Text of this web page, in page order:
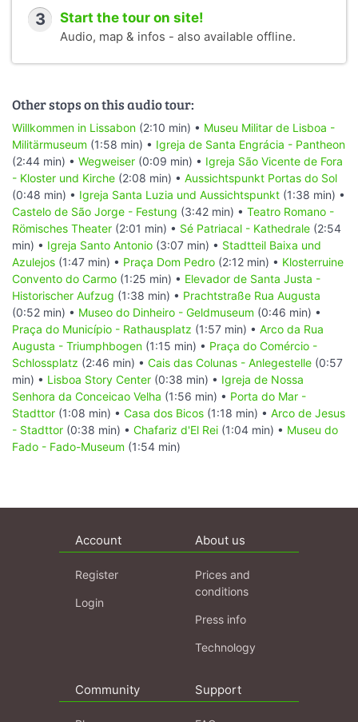
3 Start the tour on site!
Audio, map & infos - also available offline.
Other stops on this audio tour:
Willkommen in Lissabon (2:10 min) • Museu Militar de Lisboa -
Militärmuseum (1:58 min) • Igreja de Santa Engrácia - Pantheon
(2:44 min) • Wegweiser (0:09 min) • Igreja São Vicente de Fora
- Kloster und Kirche (2:08 min) • Aussichtspunkt Portas do Sol
(0:48 min) • Igreja Santa Luzia und Aussichtspunkt (1:38 min) •
Castelo de São Jorge - Festung (3:42 min) • Teatro Romano -
Römisches Theater (2:01 min) • Sé Patriacal - Kathedrale (2:54
min) • Igreja Santo Antonio (3:07 min) • Stadtteil Baixa und
Azulejos (1:47 min) • Praça Dom Pedro (2:12 min) • Klosterruine
Convento do Carmo (1:25 min) • Elevador de Santa Justa -
Historischer Aufzug (1:38 min) • Prachtstraße Rua Augusta
(0:52 min) • Museo do Dinheiro - Geldmuseum (0:46 min) •
Praça do Município - Rathausplatz (1:57 min) • Arco da Rua
Augusta - Triumphbogen (1:15 min) • Praça do Comércio -
Schlossplatz (2:46 min) • Cais das Colunas - Anlegestelle (0:57
min) • Lisboa Story Center (0:38 min) • Igreja de Nossa
Senhora da Conceicao Velha (1:56 min) • Porta do Mar -
Stadttor (1:08 min) • Casa dos Bicos (1:18 min) • Arco de Jesus
- Stadttor (0:38 min) • Chafariz d'El Rei (1:04 min) • Museu do
Fado - Fado-Museum (1:54 min)
Account
Register
Login
About us
Prices and
conditions
Press info
Technology
Community Support